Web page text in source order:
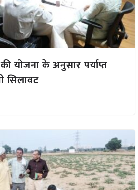
योजना के अनुसार पर्याप्त
सिलावट